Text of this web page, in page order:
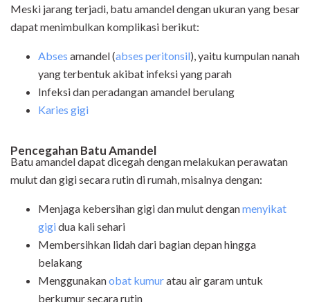
Meski jarang terjadi, batu amandel dengan ukuran yang besar
dapat menimbulkan komplikasi berikut:
Abses amandel (abses peritonsil),yaitu kumpulan nanah
yang terbentuk akibat infeksi yang parah
Infeksi dan peradangan amandel berulang
Karies gigi
Pencegahan Batu Amandel
Batu amandel dapat dicegah dengan melakukan perawatan
mulut dan gigi secara rutin di rumah, misalnya dengan:
Menjaga kebersihan gigi dan mulut denganmenyikat
gigidua kali sehari
Membersihkan lidah dari bagian depan hingga
belakang
Menggunakanobat kumuratau air garam untuk
berkumur secara rutin